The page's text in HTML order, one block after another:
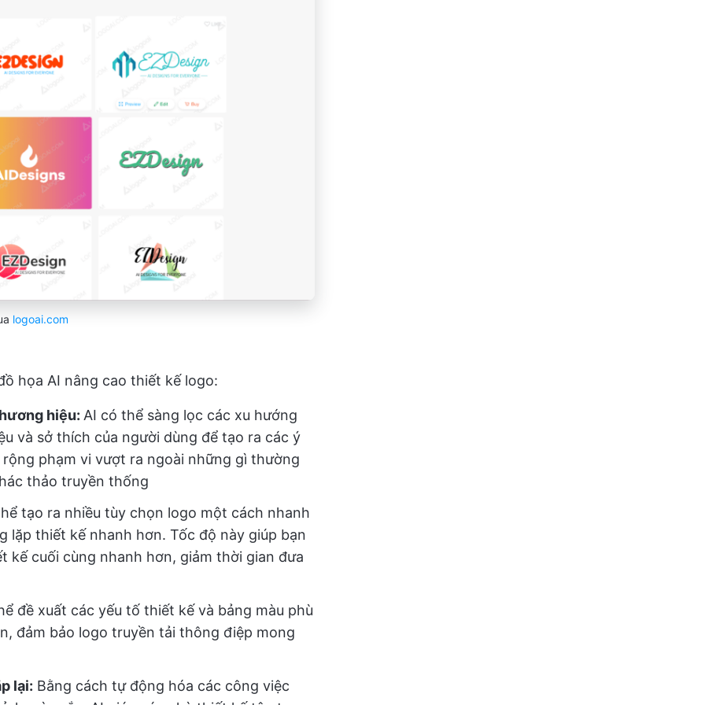
logoai.com
họa AI nâng cao thiết kế logo:
hiệu: AI có thể sàng lọc các xu hướng
và sở thích của người dùng để tạo ra các ý
phạm vi vượt ra ngoài những gì thường
thảo truyền thống
tạo ra nhiều tùy chọn logo một cách nhanh
lặp thiết kế nhanh hơn. Tốc độ này giúp bạn
cuối cùng nhanh hơn, giảm thời gian đưa
đề xuất các yếu tố thiết kế và bảng màu phù
đảm bảo logo truyền tải thông điệp mong
lại: Bằng cách tự động hóa các công việc